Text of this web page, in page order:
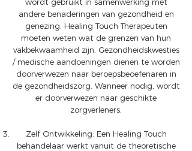
andere benaderingen van gezondheid en
genezing. Healing Touch Therapeuten
moeten weten wat de grenzen van hun
vakbekwaamheid zijn. Gezondheidskwesties
/ medische aandoeningen dienen te worden
doorverwezen naar beroepsbeoefenaren in
de gezondheidszorg. Wanneer nodig, wordt
er doorverwezen naar geschikte
zorgverleners.
Zelf Ontwikkeling: Een Healing Touch
behandelaar werkt vanuit de theoretische